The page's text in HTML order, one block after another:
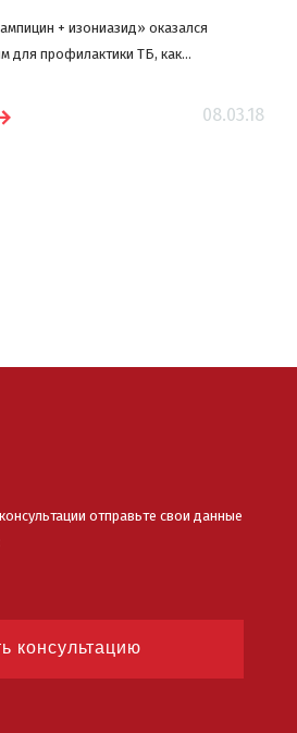
+ изониазид» оказался
для профилактики ТБ, как...
08.03.18
отправьте свои данные
консультацию